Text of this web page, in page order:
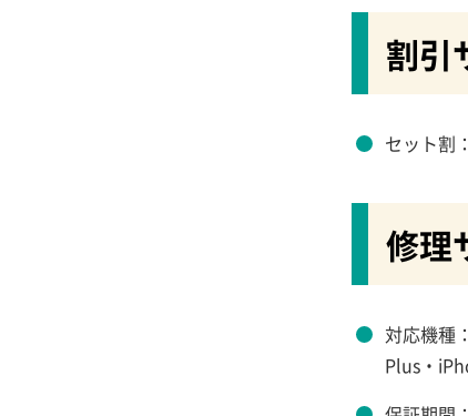
割引
セット割
修理
対応機種：
Plus・